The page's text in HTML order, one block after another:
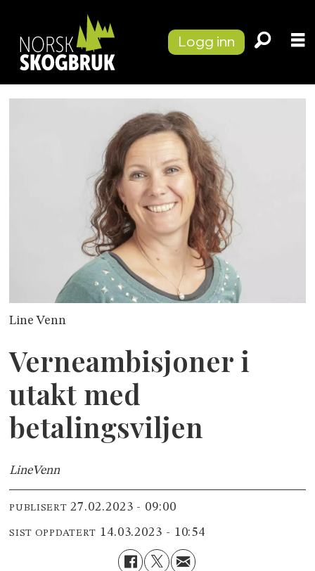
Logg inn
Line Venn
Verneambisjoner i
utakt med
betalingsviljen
LineVenn
PUBLISERT 27.02.2023 - 09:00
SIST OPPDATERT 14.03.2023 - 10:54